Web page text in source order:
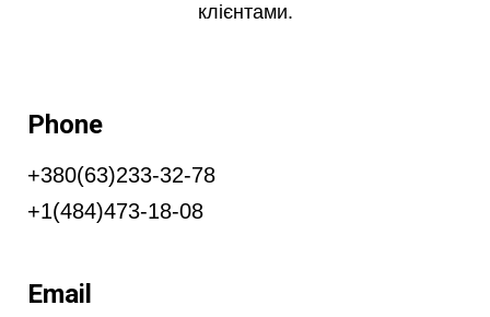
клієнтами.
Phone
+380(63)233-32-78
+1(484)473-18-08
Email